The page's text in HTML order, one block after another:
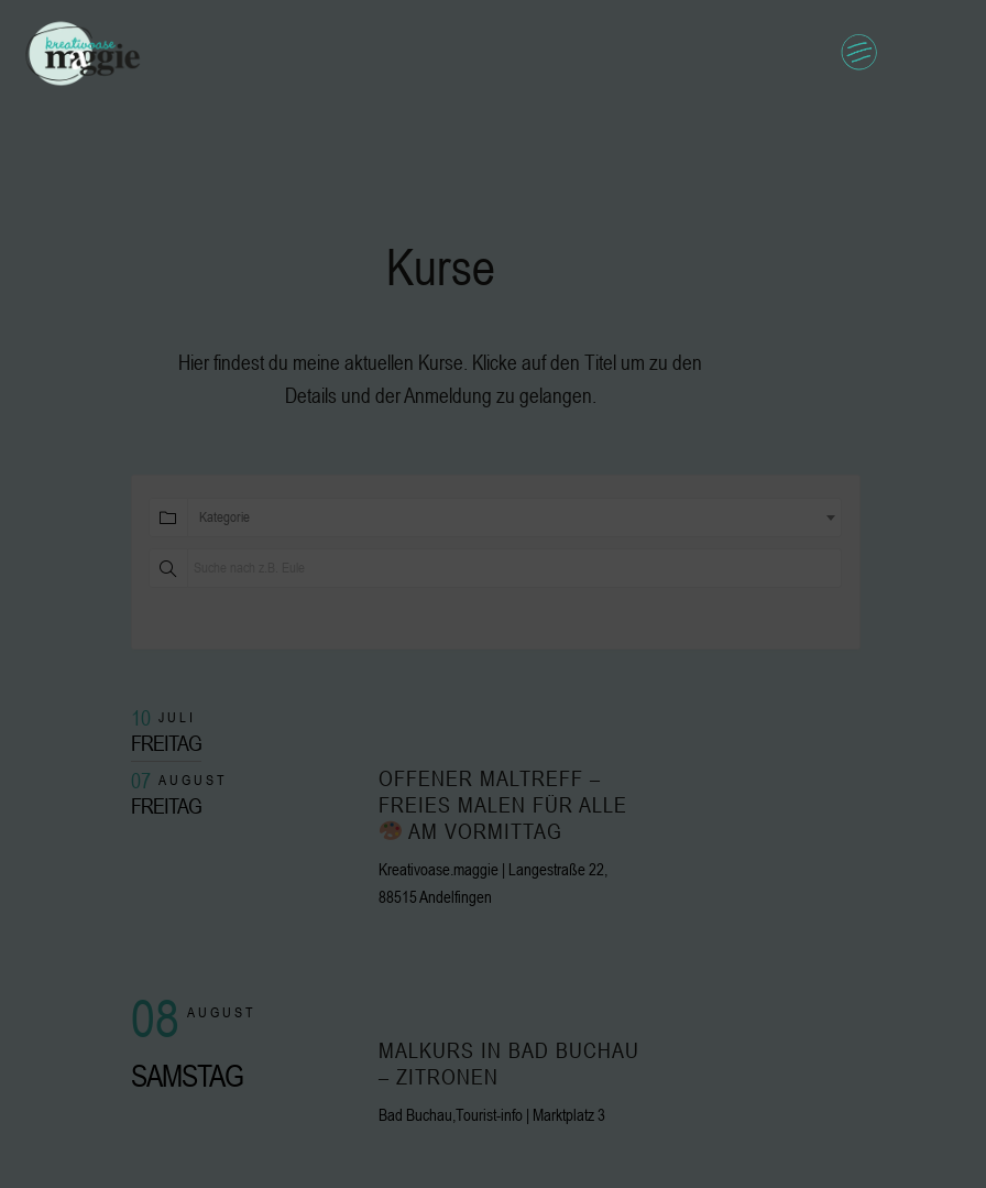
Kurse
Hier findest du meine aktuellen Kurse. Klicke auf den Titel um zu den
Details und der Anmeldung zu gelangen.
Kategorie
10 JULI
FREITAG
07 AUGUST
FREITAG
OFFENER MALTREFF –
FREIES MALEN FÜR ALLE
AM VORMITTAG
Kreativoase.maggie | Langestraße 22,
88515 Andelfingen
08 AUGUST
SAMSTAG
MALKURS IN BAD BUCHAU
– ZITRONEN
Bad Buchau,Tourist-info | Marktplatz 3